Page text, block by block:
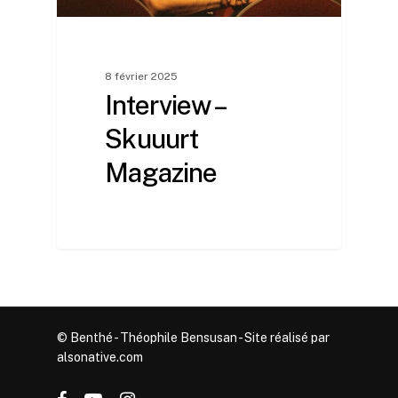
8 février 2025
Interview –
Skuuurt
Magazine
© Benthé - Théophile Bensusan - Site réalisé par
alsonative.com